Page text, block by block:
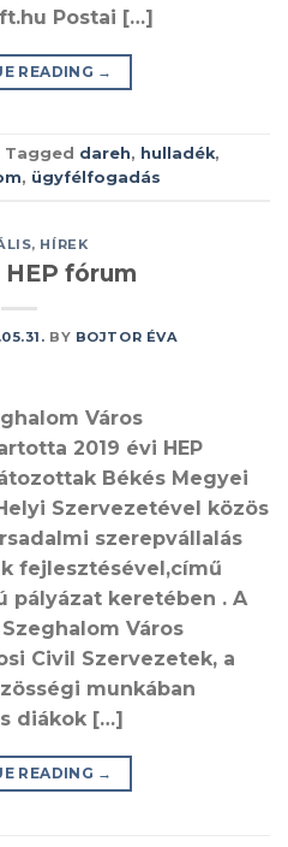
Postai […]
READING →
Tagged dareh, hulladék,
, ügyfélfogadás
, HÍREK
HEP fórum
BY BOJTOR ÉVA
Város
2019 évi HEP
Békés Megyei
Szervezetével közös
szerepvállalás
fejlesztésével,című
pályázat keretében . A
Város
Civil Szervezetek, a
munkában
diákok […]
READING →